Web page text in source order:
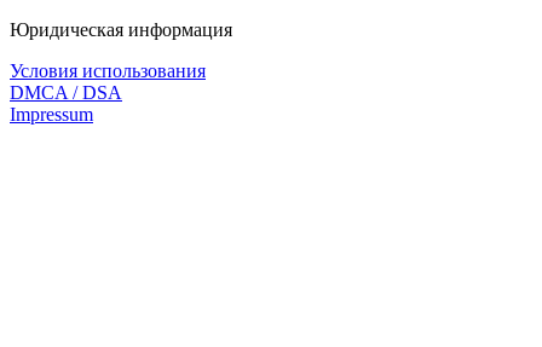
Юридическая информация
Условия использования
DMCA / DSA
Impressum